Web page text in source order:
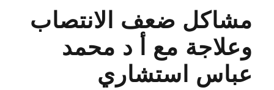
مشاكل ضعف الانتصاب
وعلاجة مع أ د محمد
عباس استشاري